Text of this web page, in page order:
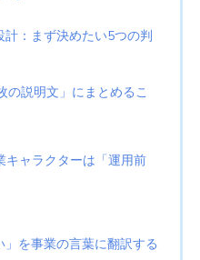
：まず決めたい5つの判
の説明文」にまとめるこ
キャラクターは「運用前
を事業の言葉に翻訳する